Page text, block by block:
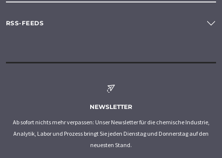
RSS-FEEDS
NEWSLETTER
Ab sofort nichts mehr verpassen: Unser Newsletter für die chemische Industrie,
Analytik, Labor und Prozess bringt Sie jeden Dienstag und Donnerstag auf den
neuesten Stand.